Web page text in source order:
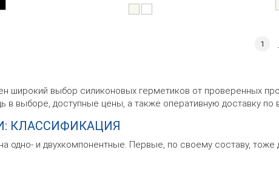
1
широкий выбор силиконовых герметиков от проверенных
в выборе, доступные цены, а также оперативную доставку по
КЛАССИФИКАЦИЯ
одно- и двухкомпонентные. Первые, по своему составу, тоже